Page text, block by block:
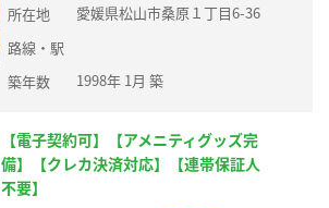
所在地
愛媛県松山市桑原１丁目6-36
路線・駅
築年数
1998年 1月 築
【電子契約可】【アメニティグッズ完
備】【クレカ決済対応】【連帯保証人
不要】